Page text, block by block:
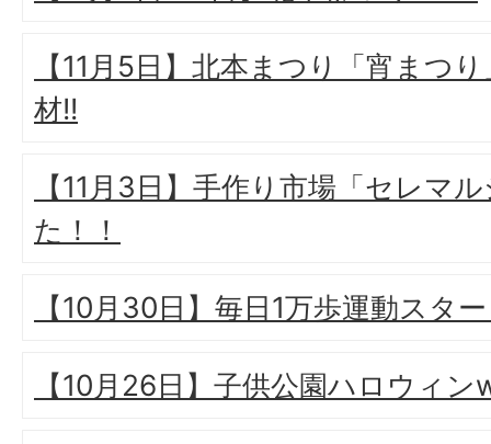
【11月5日】北本まつり「宵まつ
材!!
【11月3日】手作り市場「セレマ
た！！
【10月30日】毎日1万歩運動スタ
【10月26日】子供公園ハロウィン